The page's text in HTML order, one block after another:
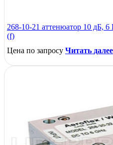
268-10-21 аттенюатор 10 дБ,
(f)
Цена по запросу Читать далее